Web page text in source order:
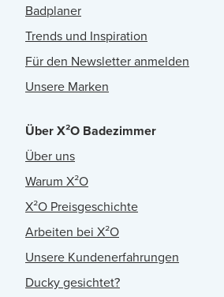
Badplaner
Trends und Inspiration
Für den Newsletter anmelden
Unsere Marken
Über X²O Badezimmer
Über uns
Warum X²O
X²O Preisgeschichte
Arbeiten bei X²O
Unsere Kundenerfahrungen
Ducky gesichtet?